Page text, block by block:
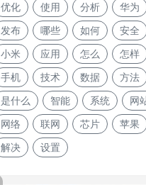
优化 使用 分析 华为
发布 哪些 如何 安全
小米 应用 怎么 怎样
手机 技术 数据 方法
是什么 智能 系统 网
网络 联网 芯片 苹果
解决 设置